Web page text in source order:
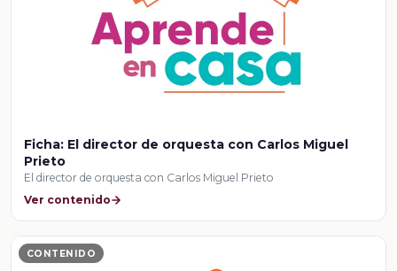
Ficha: El director de orquesta con Carlos Miguel
Prieto
El director de orquesta con Carlos Miguel Prieto
Ver contenido
CONTENIDO